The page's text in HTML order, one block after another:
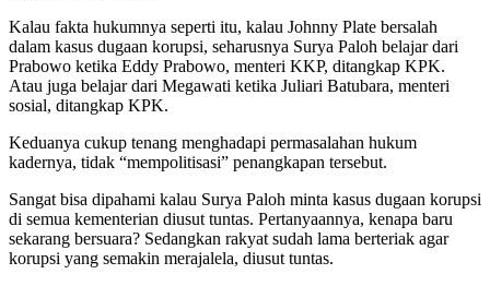
Kalau fakta hukumnya seperti itu, kalau Johnny Plate bersalah
dalam kasus dugaan korupsi, seharusnya Surya Paloh belajar dari
Prabowo ketika Eddy Prabowo, menteri KKP, ditangkap KPK.
Atau juga belajar dari Megawati ketika Juliari Batubara, menteri
sosial, ditangkap KPK.
Keduanya cukup tenang menghadapi permasalahan hukum
kadernya, tidak “mempolitisasi” penangkapan tersebut.
Sangat bisa dipahami kalau Surya Paloh minta kasus dugaan korupsi
di semua kementerian diusut tuntas. Pertanyaannya, kenapa baru
sekarang bersuara? Sedangkan rakyat sudah lama berteriak agar
korupsi yang semakin merajalela, diusut tuntas.